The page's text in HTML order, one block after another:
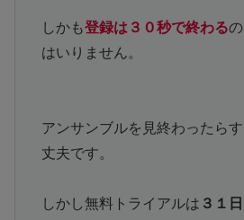
しかも登録は３０秒で終わる
はいりません。
アンサンブルを見終わったら
丈夫です。
しかし無料トライアルは ３１